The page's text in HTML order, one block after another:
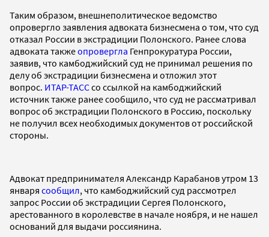
Таким образом, внешнеполитическое ведомство
опровергло заявления адвоката бизнесмена о том, что суд
отказал России в экстрадиции Полонского. Ранее слова
адвоката такжеопровергла Генпрокуратура России,
заявив, что камбоджийский суд не принимал решения по
делу об экстрадиции бизнесмена и отложил этот
вопрос. ИТАР-ТАССсо ссылкой на камбоджийский
источник также ранее сообщило, что суд не рассматривал
вопрос об экстрадиции Полонского в Россию, поскольку
не получил всех необходимых документов от российской
стороны.
Адвокат предпринимателя Александр Карабанов утром 13
января сообщил, что камбоджийский суд рассмотрел
запрос России об экстрадиции Сергея Полонского,
арестованного в королевстве в начале ноября, и не нашел
оснований для выдачи россиянина.